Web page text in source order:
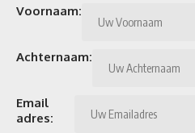
Voornaam:
Achternaam:
Email
adres: